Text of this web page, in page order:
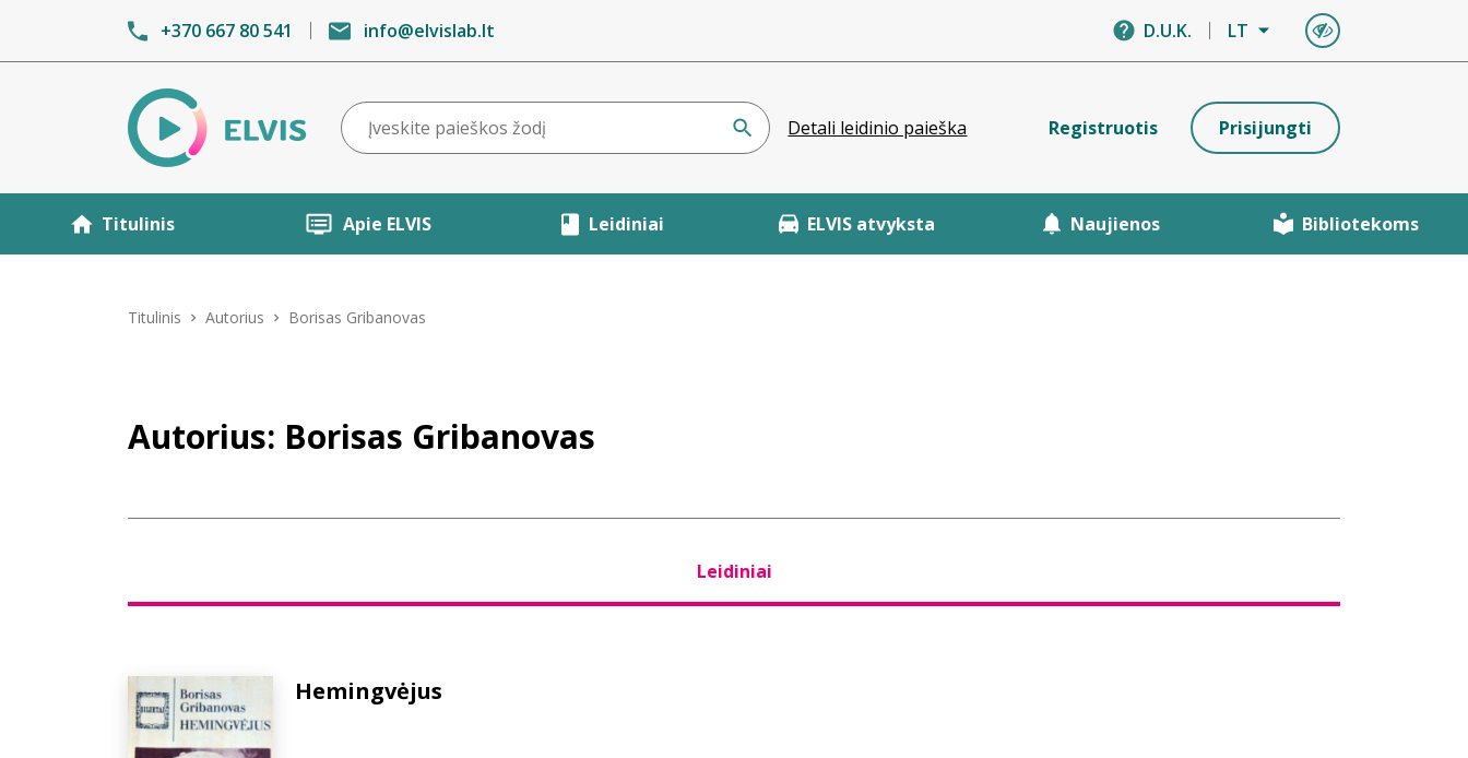
+370 667 80 541 info@elvislab.lt D.U.K. LT
Detali leidinio paieška Registruotis Prisijungti
Titulinis Apie ELVIS Leidiniai ELVIS atvyksta Naujienos Bibliotekoms
Titulinis Autorius Borisas Gribanovas
Autorius: Borisas Gribanovas
Leidiniai
Hemingvėjus